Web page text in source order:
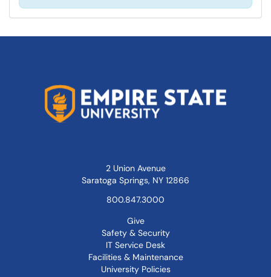
2 Union Avenue
Saratoga Springs, NY 12866
800.847.3000
Give
Safety & Security
IT Service Desk
Facilities & Maintenance
University Policies